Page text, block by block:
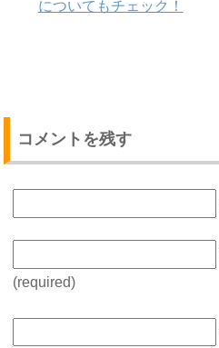
についてもチェック！
コメントを残す
(required)